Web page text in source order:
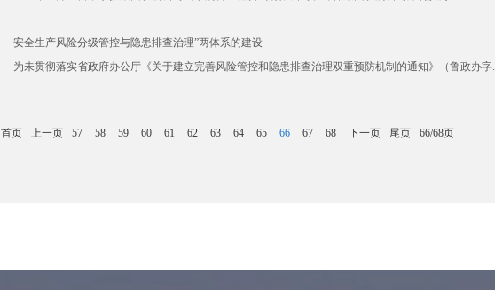
安全生产风险分级管控与隐患排查治理”两体系的建设
为未贯彻落实省政府办公厅《关于建立完善风险管控和隐患排查治理双重预防机制的通知》（鲁政办字...
首页 上一页 57 58 59 60 61 62 63 64 65 66 67 68 下一页 尾页 66/68页